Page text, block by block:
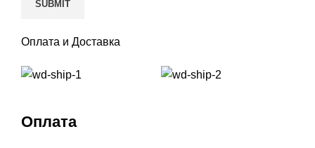
Оплата и Доставка
Оплата